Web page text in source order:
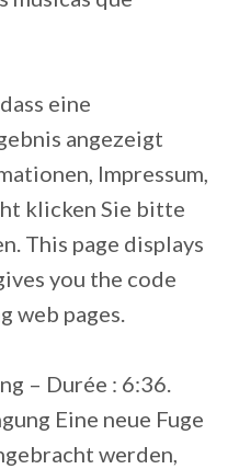
eine
angezeigt
Impressum,
klicken Sie bitte
This page displays
you the code
web pages.
– Durée : 6:36.
Eine neue Fuge
werden,